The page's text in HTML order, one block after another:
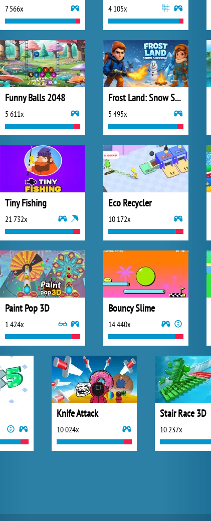
7 566x 4 105x
Funny Balls 2048
5 611x
Frost Land: Snow Survival
5 495x
Tiny Fishing
21 732x
Eco Recycler
10 172x
Paint Pop 3D
1 424x
Bouncy Slime
14 440x
Knife Attack
10 024x
Stair Race 3D
10 237x